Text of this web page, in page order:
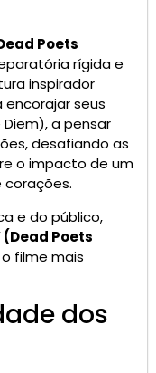
Poets
rígida e
inspirador
encorajar seus
a pensar
desafiando as
o impacto de um
e do público,
Poets
filme mais
dos